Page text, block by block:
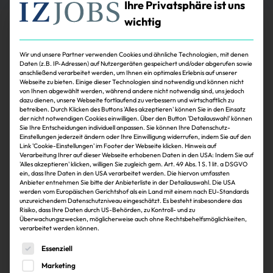
Karriere-News
Nachrichten aus dem Karriere-Ressort der
Immobilien Zeitung
Thomas Hobohm leitet die Münchner
Ihre Privatsphäre ist uns
wichtig
Wir und unsere Partner verwenden Cookies und ähnliche Technologien, mit denen
Daten (z.B. IP-Adressen) auf Nutzergeräten gespeichert und/oder abgerufen sowie
anschließend verarbeitet werden, um Ihnen ein optimales Erlebnis auf unserer
Webseite zu bieten. Einige dieser Technologien sind notwendig und können nicht
von Ihnen abgewählt werden, während andere nicht notwendig sind, uns jedoch
dazu dienen, unsere Webseite fortlaufend zu verbessern und wirtschaftlich zu
betreiben. Durch Klicken des Buttons 'Alles akzeptieren' können Sie in den Einsatz
der nicht notwendigen Cookies einwilligen. Über den Button 'Detailauswahl' können
Sie Ihre Entscheidungen individuell anpassen. Sie können Ihre Datenschutz-
Einstellungen jederzeit ändern oder Ihre Einwilligung widerrufen, indem Sie auf den
Link 'Cookie-Einstellungen' im Footer der Webseite klicken. Hinweis auf
Verarbeitung Ihrer auf dieser Webseite erhobenen Daten in den USA: Indem Sie auf
'Alles akzeptieren' klicken, willigen Sie zugleich gem. Art. 49 Abs. 1 S. 1 lit. a DSGVO
ein, dass Ihre Daten in den USA verarbeitet werden. Die hiervon umfassten
Anbieter entnehmen Sie bitte der Anbieterliste in der Detailauswahl. Die USA
werden vom Europäischen Gerichtshof als ein Land mit einem nach EU-Standards
unzureichendem Datenschutzniveau eingeschätzt. Es besteht insbesondere das
Risiko, dass Ihre Daten durch US-Behörden, zu Kontroll- und zu
Überwachungszwecken, möglicherweise auch ohne Rechtsbehelfsmöglichkeiten,
verarbeitet werden können.
Es folgt eine Liste der Service-Gruppen, für die eine
Essenziell
Marketing